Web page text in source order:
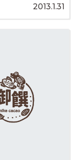
2013.1.31